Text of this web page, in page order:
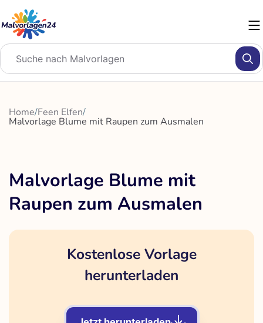
Inhalt
springen
Home/Feen Elfen/
Malvorlage Blume mit Raupen zum Ausmalen
Malvorlage Blume mit
Raupen zum Ausmalen
Kostenlose Vorlage
herunterladen